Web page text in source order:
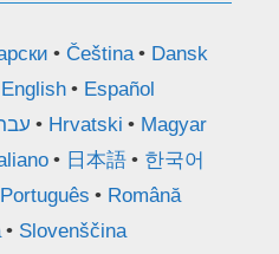
Čeština
Dansk
English
Español
Hrvatski
Magyar
日本語
한국어
Português
Română
Slovenščina